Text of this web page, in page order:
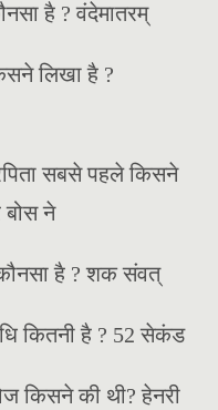
है ? वंदेमातरम्
लिखा है ?
सबसे पहले किसने
बोस ने
कौनसा है ? शक संवत्
कितनी है ? 52 सेकंड
किसने की थी? हेनरी